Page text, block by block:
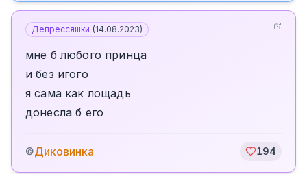
Депрессяшки (14.08.2023)
мне б любого принца
и без игого
я сама как лощадь
донесла б его
©Диковинка 194